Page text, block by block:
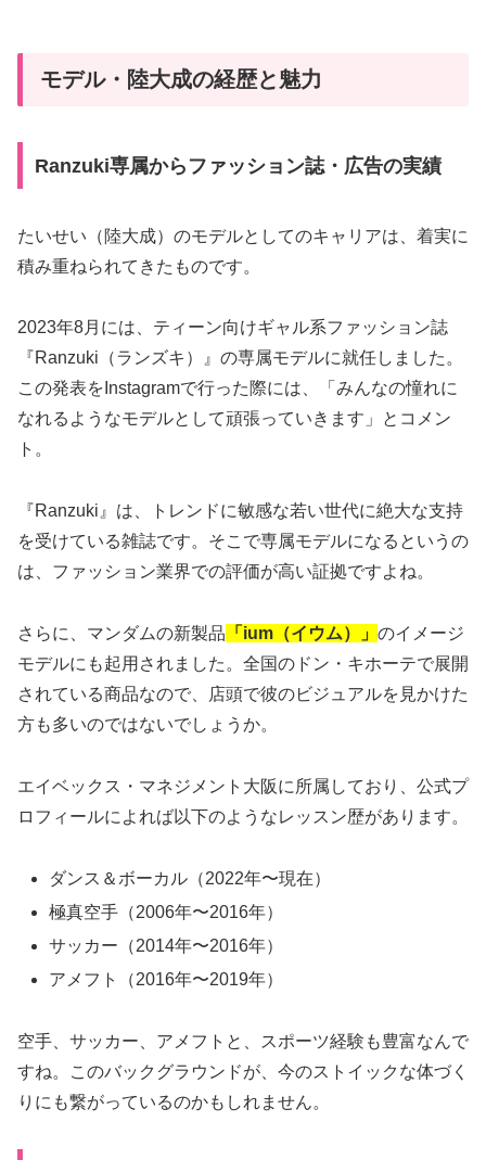
モデル・陸大成の経歴と魅力
Ranzuki専属からファッション誌・広告の実績
たいせい（陸大成）のモデルとしてのキャリアは、着実に
積み重ねられてきたものです。
2023年8月には、ティーン向けギャル系ファッション誌
『Ranzuki（ランズキ）』の専属モデルに就任しました。
この発表をInstagramで行った際には、「みんなの憧れに
なれるようなモデルとして頑張っていきます」とコメン
ト。
『Ranzuki』は、トレンドに敏感な若い世代に絶大な支持
を受けている雑誌です。そこで専属モデルになるというの
は、ファッション業界での評価が高い証拠ですよね。
さらに、マンダムの新製品 「ium（イウム）」 のイメージ
モデルにも起用されました。全国のドン・キホーテで展開
されている商品なので、店頭で彼のビジュアルを見かけた
方も多いのではないでしょうか。
エイベックス・マネジメント大阪に所属しており、公式プ
ロフィールによれば以下のようなレッスン歴があります。
ダンス＆ボーカル（2022年〜現在）
極真空手（2006年〜2016年）
サッカー（2014年〜2016年）
アメフト（2016年〜2019年）
空手、サッカー、アメフトと、スポーツ経験も豊富なんで
すね。このバックグラウンドが、今のストイックな体づく
りにも繋がっているのかもしれません。